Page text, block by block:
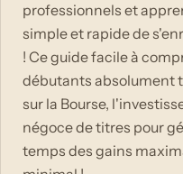
professionnels et
simple et rapide de
! Ce guide facile à
débutants absolument
sur la Bourse,
négoce de titres pour
temps des gains